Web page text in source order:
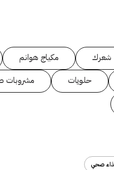
شعرك مكياج هوانم
حلويات مشروبات
صحي